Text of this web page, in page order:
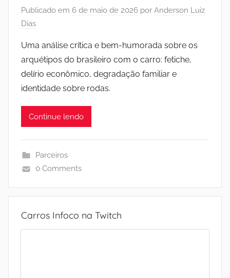
Publicado em 6 de maio de 2026 por Anderson Luiz
Dias
Uma análise crítica e bem-humorada sobre os
arquétipos do brasileiro com o carro: fetiche,
delírio econômico, degradação familiar e
identidade sobre rodas.
Continue lendo
Parceiros
0 Comments
Carros Infoco na Twitch